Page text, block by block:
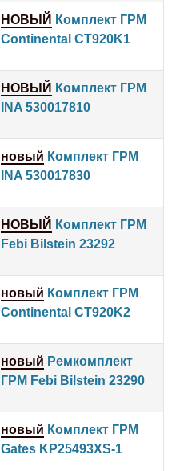
НОВЫЙ Комплект ГРМ
Continental CT920K1
НОВЫЙ Комплект ГРМ
INA 530017810
новый Комплект ГРМ
INA 530017830
НОВЫЙ Комплект ГРМ
Febi Bilstein 23292
новый Комплект ГРМ
Continental CT920K2
новый Ремкомплект
ГРМ Febi Bilstein 23290
новый Комплект ГРМ
Gates KP25493XS-1